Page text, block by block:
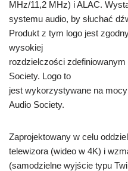
MHz/11,2 MHz) i ALAC.
systemu audio, by słuchać
Produkt z tym logo jest
wysokiej
rozdzielczości
Society. Logo to
jest wykorzystywane na
Audio Society.
Zaprojektowany w celu
telewizora (wideo w 4K) i
(samodzielne wyjście typu